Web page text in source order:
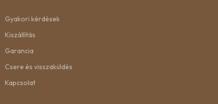
Gyakori kérdések
Kiszállítás
Garancia
Csere és visszaküldés
Kapcsolat